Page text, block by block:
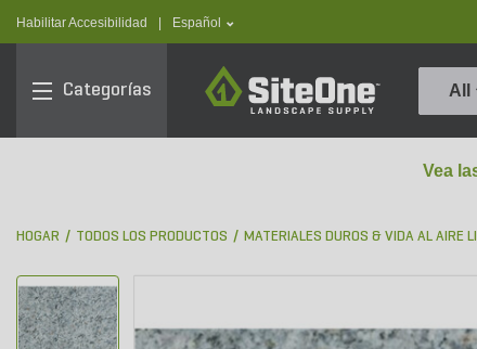
Habilitar Accesibilidad text.language
Español
Categorías
SiteOne
All
Vea
HOGAR TODOS LOS PRODUCTOS MATERIALES DUROS & VIDA AL AIRE